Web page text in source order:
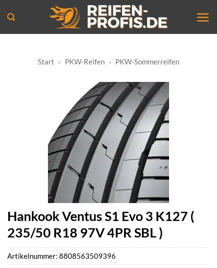
Inhalt
springen
Start » PKW-Reifen » PKW-Sommerreifen
Hankook Ventus S1 Evo 3 K127 (
235/50 R18 97V 4PR SBL )
Artikelnummer: 8808563509396